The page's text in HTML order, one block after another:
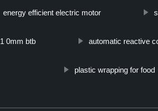
energy efficient electric motor
1 0mm btb automatic reactive
plastic wrapping for food